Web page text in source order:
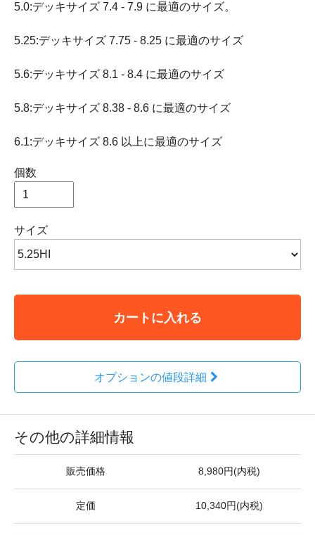
5.0:デッキサイズ 7.4 - 7.9 に最適のサイズ。
5.25:デッキサイズ 7.75 - 8.25 に最適のサイズ
5.6:デッキサイズ 8.1 - 8.4 に最適のサイズ
5.8:デッキサイズ 8.38 - 8.6 に最適のサイズ
6.1:デッキサイズ 8.6 以上に最適のサイズ
個数
サイズ
カートに入れる
オプションの値段詳細
その他の詳細情報
販売価格 8,980円(内税)
定価 10,340円(内税)